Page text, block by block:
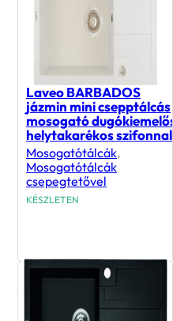
Laveo BARBADOS
jázmin mini csepptálcás
mosogató dugókiemelős
helytakarékos szifonnal
Mosogatótálcák,
Mosogatótálcák
csepegtetővel
KÉSZLETEN